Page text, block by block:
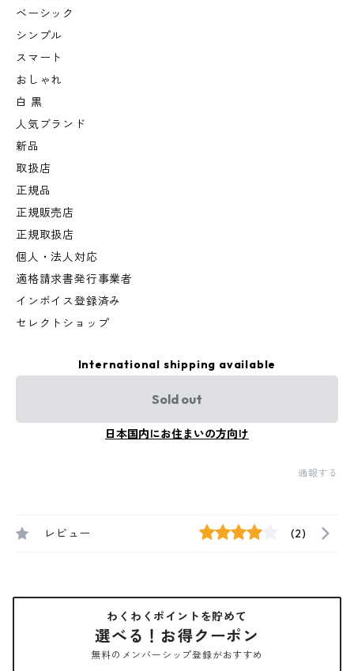
ベーシック
シンプル
スマート
おしゃれ
白 黒
人気ブランド
新品
取扱店
正規品
正規販売店
正規取扱店
個人・法人対応
適格請求書発行事業者
インボイス登録済み
セレクトショップ
International shipping available
Sold out
日本国内にお住まいの方向け
通報する
レビュー (2)
わくわくポイントを貯めて
選べる！お得クーポン
無料のメンバーシップ登録がおすすめ